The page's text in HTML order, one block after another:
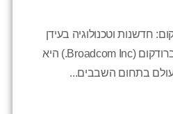
חדשנות וטכנולוגיה בעידן
המודרני כתבה: אקו נומיק ברודקום (Broadcom Inc.) היא
בתחום השבבים...